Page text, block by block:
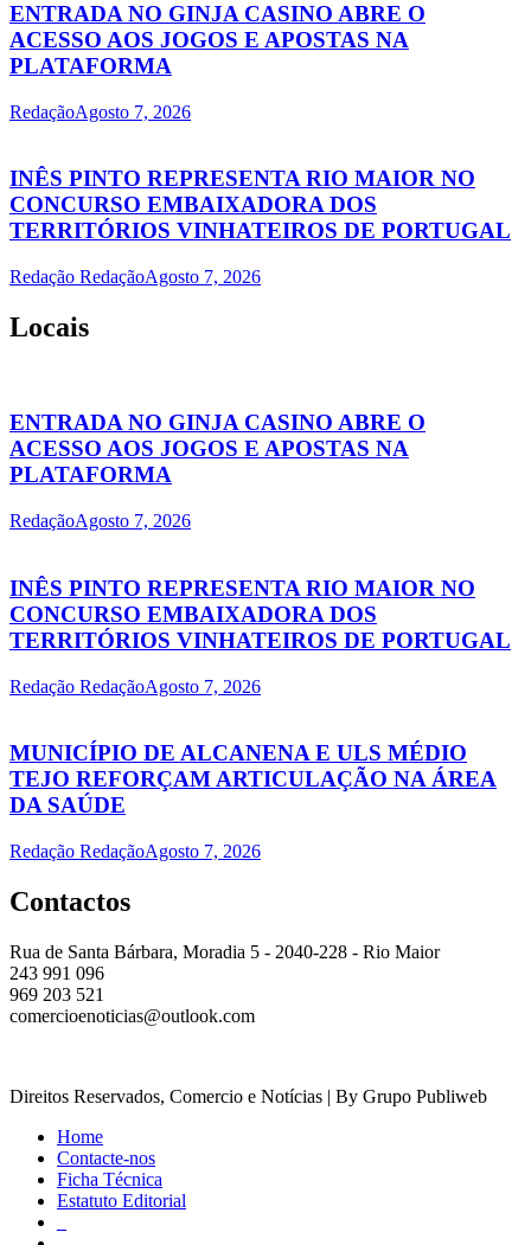
ENTRADA NO GINJA CASINO ABRE O
ACESSO AOS JOGOS E APOSTAS NA
PLATAFORMA
RedaçãoAgosto 7, 2026
INÊS PINTO REPRESENTA RIO MAIOR NO
CONCURSO EMBAIXADORA DOS
TERRITÓRIOS VINHATEIROS DE PORTUGAL
Redação RedaçãoAgosto 7, 2026
Locais
ENTRADA NO GINJA CASINO ABRE O
ACESSO AOS JOGOS E APOSTAS NA
PLATAFORMA
RedaçãoAgosto 7, 2026
INÊS PINTO REPRESENTA RIO MAIOR NO
CONCURSO EMBAIXADORA DOS
TERRITÓRIOS VINHATEIROS DE PORTUGAL
Redação RedaçãoAgosto 7, 2026
MUNICÍPIO DE ALCANENA E ULS MÉDIO
TEJO REFORÇAM ARTICULAÇÃO NA ÁREA
DA SAÚDE
Redação RedaçãoAgosto 7, 2026
Contactos
Rua de Santa Bárbara, Moradia 5 - 2040-228 - Rio Maior
243 991 096
969 203 521
comercioenoticias@outlook.com
Direitos Reservados, Comercio e Notícias | By Grupo Publiweb
Home
Contacte-nos
Ficha Técnica
Estatuto Editorial